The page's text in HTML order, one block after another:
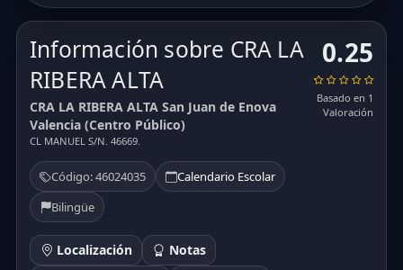
Información sobre CRA LA
RIBERA ALTA
CRA LA RIBERA ALTA San Juan de Enova
Valencia (Centro Público)
CL MANUEL S/N. 46669.
Código: 46024035
Calendario Escolar
Bilingüe
Localización
Notas
0.25
Basado en 1
Valoración